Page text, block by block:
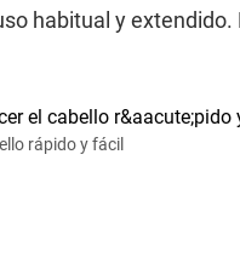
habitual y
rápido y fácil